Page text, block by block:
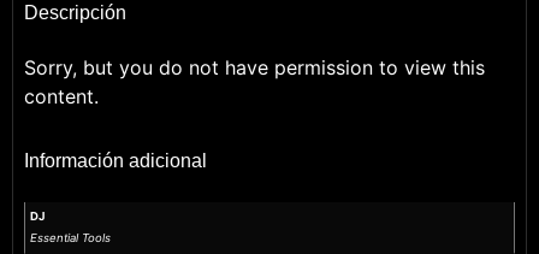
Descripción
Sorry, but you do not have permission to view this
content.
Información adicional
DJ
Essential Tools